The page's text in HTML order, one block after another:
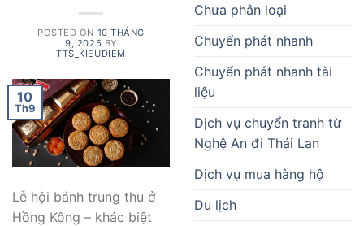
POSTED ON 10 THÁNG
9, 2025 BY
TTS_KIEUDIEM
10
Th9
Lễ hội bánh trung thu ở
Hồng Kông – khác biệt
Chưa phân loại
Chuyển phát nhanh
Chuyển phát nhanh tài
liệu
Dịch vụ chuyển tranh từ
Nghệ An đi Thái Lan
Dịch vụ mua hàng hộ
Du lịch